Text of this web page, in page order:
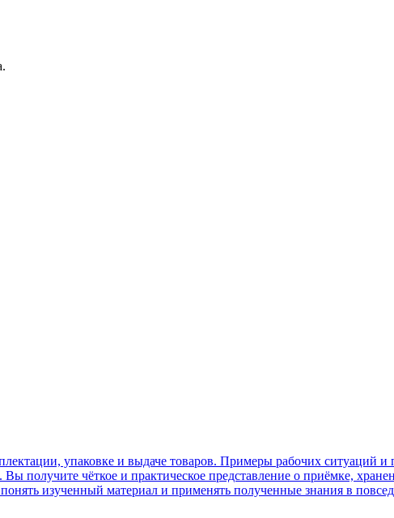
упаковке и выдаче товаров. Примеры рабочих ситуаций и
получите чёткое и практическое представление о приёмке,
изученный материал и применять полученные знания в